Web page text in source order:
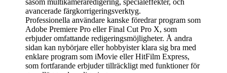
avancerade färgkorrigeringsverktyg.
Professionella användare kanske föredrar program som
Adobe Premiere Pro eller Final Cut Pro X, som
erbjuder omfattande redigeringsmöjligheter. Å andra
sidan kan nybörjare eller hobbyister klara sig bra med
enklare program som iMovie eller HitFilm Express,
som fortfarande erbjuder tillräckligt med funktioner för